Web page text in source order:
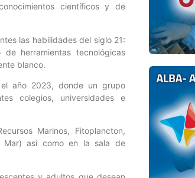
científicos y de
las habilidades del siglo 21:
herramientas tecnológicas
blanco.
año 2023, donde un grupo
colegios, universidades e
Marinos, Fitoplancton,
Mar) así como en la sala de